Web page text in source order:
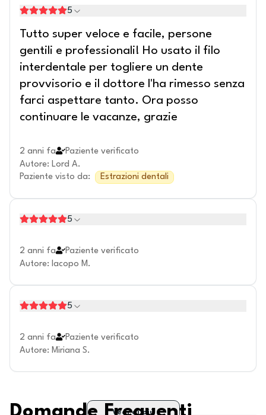
5
Tutto super veloce e facile, persone
gentili e professionali! Ho usato il filo
interdentale per togliere un dente
provvisorio e il dottore l'ha rimesso senza
farci aspettare tanto. Ora posso
continuare le vacanze, grazie
2 anni fa
Paziente verificato
Autore: Lord A.
Paziente visto da: Estrazioni dentali
5
2 anni fa
Paziente verificato
Autore: Iacopo M.
5
2 anni fa
Paziente verificato
Autore: Miriana S.
Vedi di più